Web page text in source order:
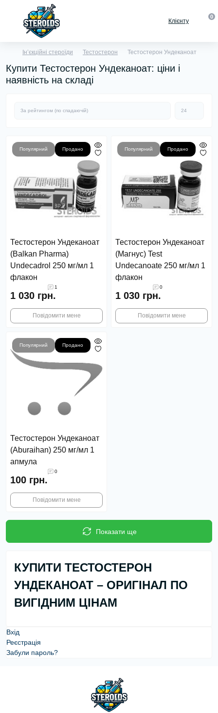
Клієнту
0
Ін’єкційні стероїди Тестостерон Тестостерон Ундеканоат
Купити Тестостерон Ундеканоат: ціни і
наявність на складі
Популярний Продано
Тестостерон Ундеканоат
(Balkan Pharma)
Undecadrol 250 мг/мл 1
флакон
1
1 030 грн.
Повідомити мене
Популярний Продано
Тестостерон Ундеканоат
(Магнус) Test
Undecanoate 250 мг/мл 1
флакон
0
1 030 грн.
Повідомити мене
Популярний Продано
Тестостерон Ундеканоат
(Aburaihan) 250 мг/мл 1
апмула
0
100 грн.
Повідомити мене
Показати ще
КУПИТИ ТЕСТОСТЕРОН
УНДЕКАНОАТ – ОРИГІНАЛ ПО
ВИГІДНИМ ЦІНАМ
Тестостерон Ундеканоат
стабільне підвищення рівня тестостерону в
організмі. Завдяки своїй подовженій дії,
Тестостерон Ундеканоатвикористовується для
Вхід
Реєстрація
Забули пароль?